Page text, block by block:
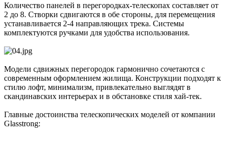
Количество панелей в перегородках-телескопах составляет от
2 до 8. Створки сдвигаются в обе стороны, для перемещения
устанавливается 2-4 направляющих трека. Системы
комплектуются ручками для удобства использования.
Модели сдвижных перегородок гармонично сочетаются с
современным оформлением жилища. Конструкции подходят к
стилю лофт, минимализм, привлекательно выглядят в
скандинавских интерьерах и в обстановке стиля хай-тек.
Главные достоинства телескопических моделей от компании
Glasstrong: